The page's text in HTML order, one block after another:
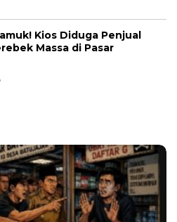
Kios Diduga Penjual
Massa di Pasar